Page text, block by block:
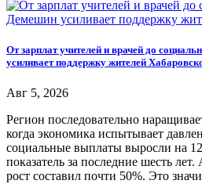
От зарплат учителей и врачей до
усиливает поддержку жителей
Авг 5, 2026
Регион последовательно
когда экономика испытывает
социальные выплаты выросли на
показатель за последние шесть
рост составил почти 50%. Это